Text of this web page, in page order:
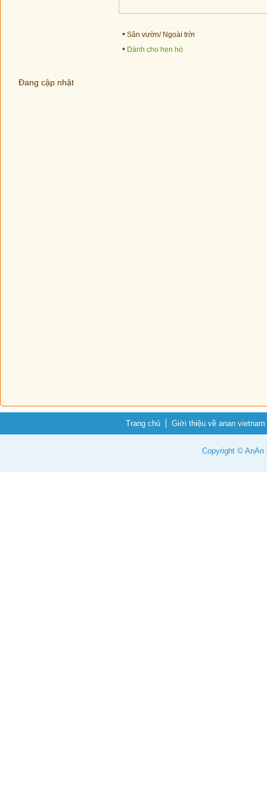
• Sân vườn/ Ngoài trời
• Dành cho hẹn hò
Đang cập nhật
Trang chủ Giới thiệu về anan vietnam
Copyright © AnAn